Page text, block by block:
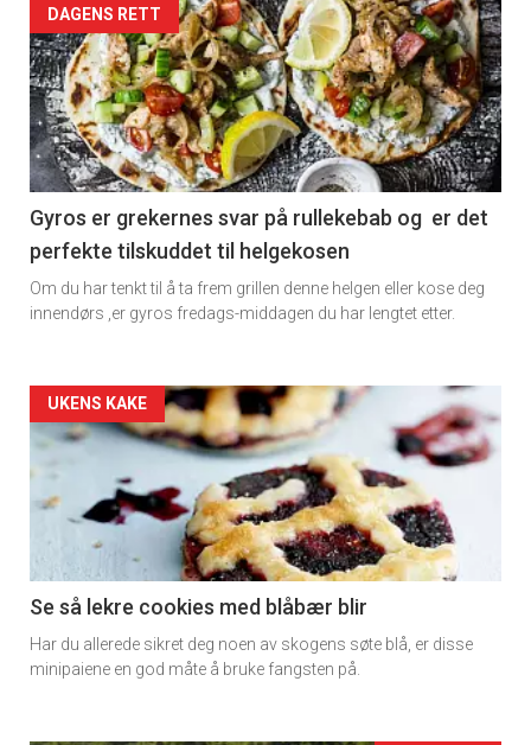
Artikler
detail
-
section
11
Dagens
rett
DAGENS RETT
Gyros er grekernes svar på rullekebab og er det
perfekte tilskuddet til helgekosen
Om du har tenkt til å ta frem grillen denne helgen eller kose deg
innendørs ,er gyros fredags-middagen du har lengtet etter.
Artikler
detail
-
section
11
Ukens
UKENS KAKE
Se så lekre cookies med blåbær blir
Har du allerede sikret deg noen av skogens søte blå, er disse
minipaiene en god måte å bruke fangsten på.